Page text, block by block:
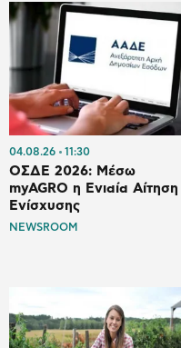
04.08.26 11:30
ΟΣΔΕ 2026: Μέσω
myAGRO η Ενιαία Αίτηση
Ενίσχυσης
NEWSROOM